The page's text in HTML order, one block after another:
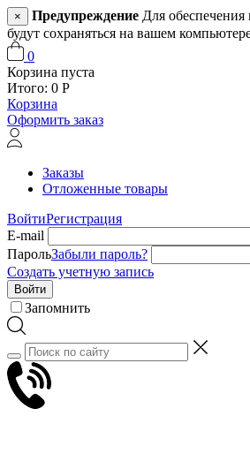
× Предупреждение Для обеспечения
будут сохраняться на вашем
0
Корзина пуста
Итого: 0 Р
Корзина
Оформить заказ
Заказы
Отложенные товары
ВойтиРегистрация
E-mail
ПарольЗабыли пароль?
Создать учетную запись
Войти
Запомнить